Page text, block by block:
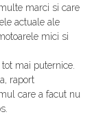
marci si care
actuale ale
mici si
mai puternice.
raport
care a facut nu